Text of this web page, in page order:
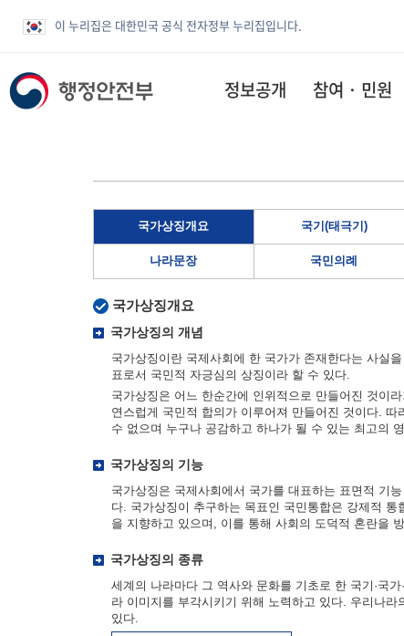
이 누리집은 대한민국 공식 전자정부 누리집입니다.
정보공개 참여 · 민원
국가상징개요 국기(태극기)
나라문장 국민의례
국가상징개요
국가상징의 개념
국가상징이란 국제사회에 한 국가가 존재한다는 사실
표로서 국민적 자긍심의 상징이라 할 수 있다.
국가상징은 어느 한순간에 인위적으로 만들어진 것이
연스럽게 국민적 합의가 이루어져 만들어진 것이다.
수 없으며 누구나 공감하고 하나가 될 수 있는 최고의
국가상징의 기능
국가상징은 국제사회에서 국가를 대표하는 표면적 기
다. 국가상징이 추구하는 목표인 국민통합은 강제적
을 지향하고 있으며, 이를 통해 사회의 도덕적 혼란을
국가상징의 종류
세계의 나라마다 그 역사와 문화를 기초로 한 국기·국
라 이미지를 부각시키기 위해 노력하고 있다. 우리나
있다.